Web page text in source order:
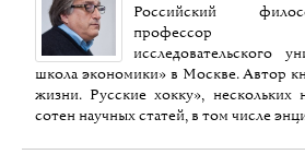
Российский
профессор
исследовательского
школа экономики» в Москве. Автор
жизни. Русские хокку», нескольких
сотен научных статей, в том числе